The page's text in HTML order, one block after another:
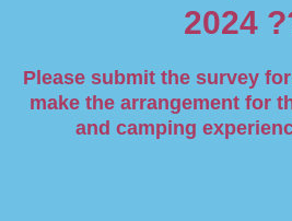
2024
Please submit the survey
make the arrangement for
and camping